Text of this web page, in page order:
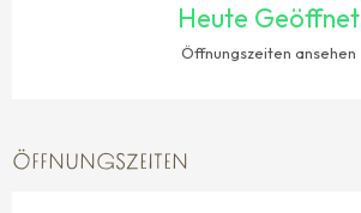
Heute Geöffnet
Öffnungszeiten ansehen
ÖFFNUNGSZEITEN